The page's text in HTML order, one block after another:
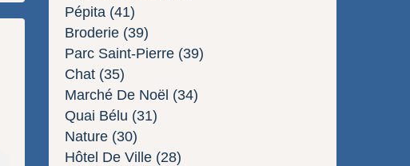
Pépita (41)
Broderie (39)
Parc Saint-Pierre (39)
Chat (35)
Marché De Noël (34)
Quai Bélu (31)
Nature (30)
Hôtel De Ville (28)